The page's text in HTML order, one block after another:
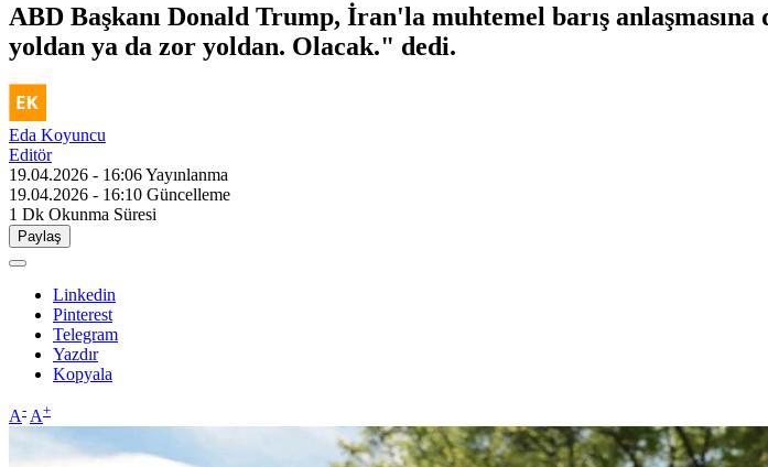
ABD Başkanı Donald Trump, İran'la muhtemel barış
yoldan ya da zor yoldan. Olacak." dedi.
Eda Koyuncu
Editör
19.04.2026 - 16:06Yayınlanma
19.04.2026 - 16:10 Güncelleme
1 Dk Okunma Süresi
Paylaş
Linkedin
Pinterest
Telegram
Yazdır
Kopyala
A- A+